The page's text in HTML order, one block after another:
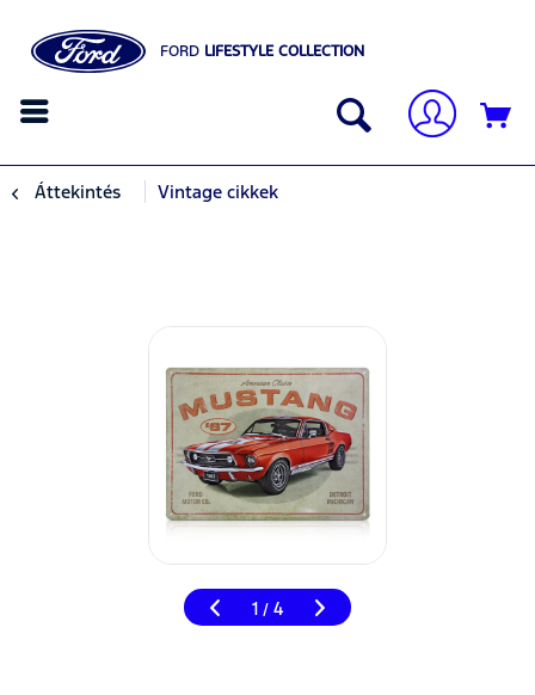
FORD LIFESTYLE COLLECTION
Áttekintés Vintage cikkek
1 / 4